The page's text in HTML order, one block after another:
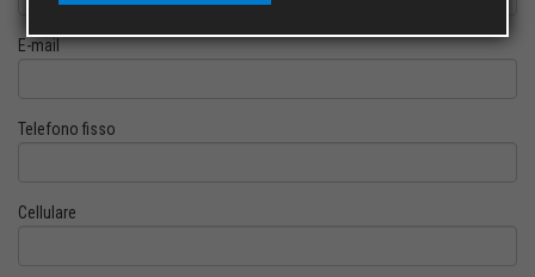
E-mail
Telefono fisso
Cellulare